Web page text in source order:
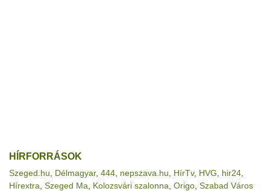
HÍRFORRÁSOK
Szeged.hu Délmagyar, 444 nepszava.hu HírTv, HVG hir24
Hírextra Szeged Ma Kolozsvári szalonna Origo Szabad Város